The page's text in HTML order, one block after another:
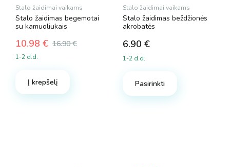
Stalo žaidimai vaikams
Stalo žaidimas begemotai
su kamuoliukais
16.90€
Original
price
16.90 €.
10.98 €
Current
price
10.98 €.
1-2 d.d.
Į krepšelį
Stalo žaidimai vaikams
Stalo žaidimas beždžionės
akrobatės
6.90 €
1-2 d.d.
Pasirinkti